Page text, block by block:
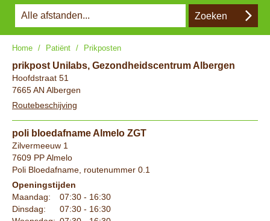
Zoeken
Home / Patiënt / Prikposten
prikpost Unilabs, Gezondheidscentrum Albergen
Hoofdstraat 51
7665 AN Albergen
Routebeschijving
poli bloedafname Almelo ZGT
Zilvermeeuw 1
7609 PP Almelo
Poli Bloedafname, routenummer 0.1
Openingstijden
Maandag:
07:30 - 16:30
Dinsdag:
07:30 - 16:30